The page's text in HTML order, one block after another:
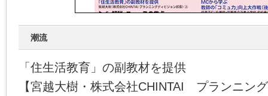
潮流
「住生活教育」の副教材を提供
【宮越大樹・株式会社CHINTAI プランニン